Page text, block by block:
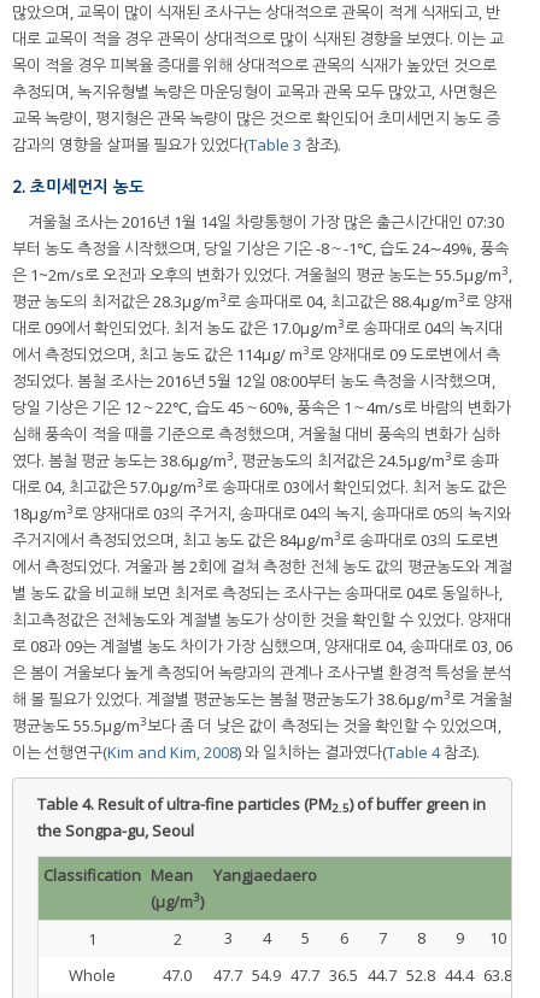
많았으며, 교목이 많이 식재된 조사구는 상대적으로 관목이 적게 식재되고, 반
대로 교목이 적을 경우 관목이 상대적으로 많이 식재된 경향을 보였다. 이는 교
목이 적을 경우 피복율 증대를 위해 상대적으로 관목의 식재가 높았던 것으로
추정되며, 녹지유형별 녹량은 마운딩형이 교목과 관목 모두 많았고, 사면형은
교목 녹량이, 평지형은 관목 녹량이 많은 것으로 확인되어 초미세먼지 농도 증
감과의 영향을 살펴볼 필요가 있었다(Table 3 참조).
2. 초미세먼지 농도
겨울철 조사는 2016년 1월 14일 차량통행이 가장 많은 출근시간대인 07:30
부터 농도 측정을 시작했으며, 당일 기상은 기온 -8～-1℃, 습도 24∼49%, 풍속
은 1~2m/s로 오전과 오후의 변화가 있었다. 겨울철의 평균 농도는 55.5µg/m3,
평균 농도의 최저값은 28.3µg/m3로 송파대로 04, 최고값은 88.4µg/m3로 양재
대로 09에서 확인되었다. 최저 농도 값은 17.0µg/m3로 송파대로 04의 녹지대
에서 측정되었으며, 최고 농도 값은 114µg/ m3로 양재대로 09 도로변에서 측
정되었다. 봄철 조사는 2016년 5월 12일 08:00부터 농도 측정을 시작했으며,
당일 기상은 기온 12～22℃, 습도 45～60%, 풍속은 1～4m/s로 바람의 변화가
심해 풍속이 적을 때를 기준으로 측정했으며, 겨울철 대비 풍속의 변화가 심하
였다. 봄철 평균 농도는 38.6µg/m3, 평균농도의 최저값은 24.5µg/m3로 송파
대로 04, 최고값은 57.0µg/m3로 송파대로 03에서 확인되었다. 최저 농도 값은
18µg/m3로 양재대로 03의 주거지, 송파대로 04의 녹지, 송파대로 05의 녹지와
주거지에서 측정되었으며, 최고 농도 값은 84µg/m3로 송파대로 03의 도로변
에서 측정되었다. 겨울과 봄 2회에 걸쳐 측정한 전체 농도 값의 평균농도와 계절
별 농도 값을 비교해 보면 최저로 측정되는 조사구는 송파대로 04로 동일하나,
최고측정값은 전체농도와 계절별 농도가 상이한 것을 확인할 수 있었다. 양재대
로 08과 09는 계절별 농도 차이가 가장 심했으며, 양재대로 04, 송파대로 03, 06
은 봄이 겨울보다 높게 측정되어 녹량과의 관계나 조사구별 환경적 특성을 분석
해 볼 필요가 있었다. 계절별 평균농도는 봄철 평균농도가 38.6µg/m3로 겨울철
평균농도 55.5µg/m3보다 좀 더 낮은 값이 측정되는 것을 확인할 수 있었으며,
이는 선행연구(Kim and Kim, 2008) 와 일치하는 결과였다(Table 4참조).
Table 4.Result of ultra-fine particles (PM2.5) of buffer green in
the Songpa-gu, Seoul
Classification Mean
(µg/m3)
Yangjaedaero
1 2 3 4 5 6 7 8 9 10
Whole
47.0 47.7 54.9 47.7 36.5 44.7 52.8 44.4 63.8